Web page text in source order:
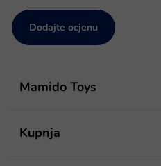
Dodajte ocjenu
Mamido Toys
Kupnja